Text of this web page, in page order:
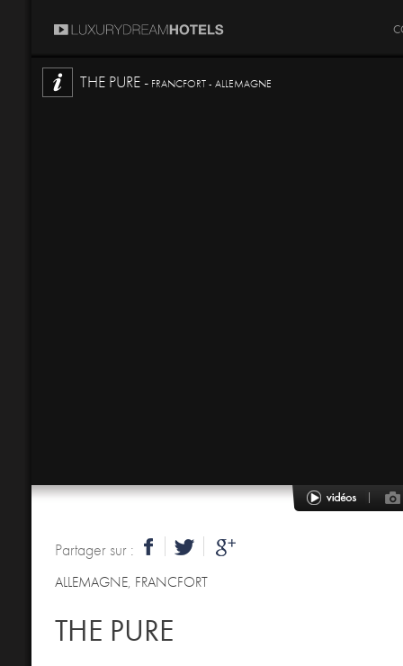
THE PURE - FRANCFORT - ALLEMAGNE
Partager sur :
ALLEMAGNE, FRANCFORT
THE PURE